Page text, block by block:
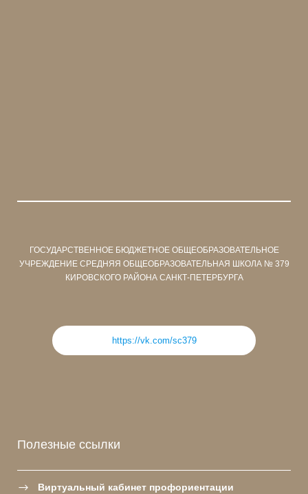
ГОСУДАРСТВЕННОЕ БЮДЖЕТНОЕ ОБЩЕОБРАЗОВАТЕЛЬНОЕ
УЧРЕЖДЕНИЕ СРЕДНЯЯ ОБЩЕОБРАЗОВАТЕЛЬНАЯ ШКОЛА № 379
КИРОВСКОГО РАЙОНА САНКТ-ПЕТЕРБУРГА
https://vk.com/sc379
Полезные ссылки
Виртуальный кабинет профориентации